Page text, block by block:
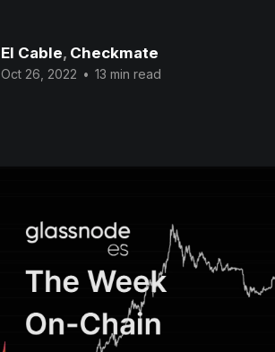
El Cable, Checkmate
Oct 26, 2022 • 13 min read